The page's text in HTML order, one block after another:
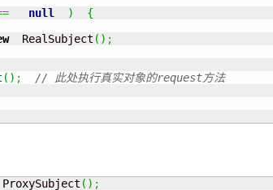
null )
{
RealSubject ( ) ;
( ) ;
// 此处执行真实对象的request方法
( ) ;